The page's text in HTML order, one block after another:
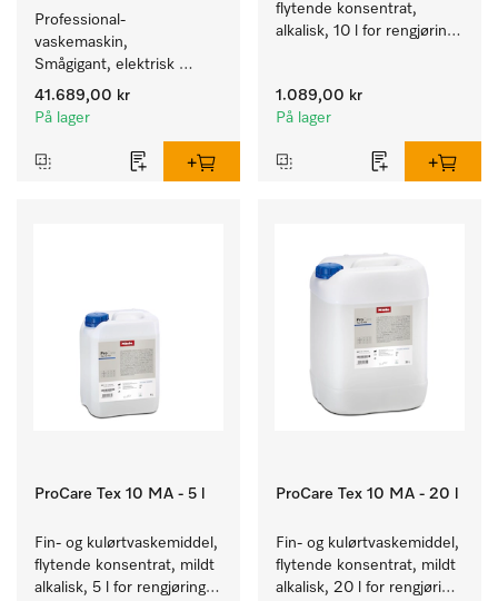
Professional-
vaskemaskin,
Smågigant, elektrisk
oppvarmet, med
avløpspumpe og
spesielle målgrupper.
Kapasitet 7 kg i 59 min.
41.689,00 kr
På lager
flytende konsentrat,
alkalisk, 10 l for rengjøring
1.089,00 kr
På lager
ProCare Tex 10 MA - 5 l
Fin- og kulørtvaskemiddel,
flytende konsentrat, mildt
alkalisk, 5 l for rengjøring
ProCare Tex 10 MA - 20 l
Fin- og kulørtvaskemiddel,
flytende konsentrat, mildt
alkalisk, 20 l for rengjøring